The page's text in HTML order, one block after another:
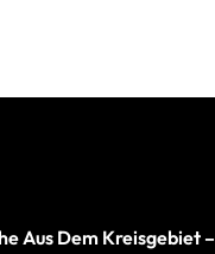
Aus Dem Kreisgebiet –